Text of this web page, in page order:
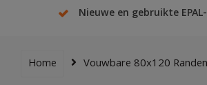
Nieuwe en gebruikte
Home Vouwbare 80x120 Randen